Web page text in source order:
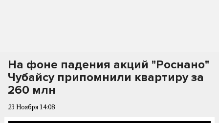
На фоне падения акций "Роснано"
Чубайсу припомнили квартиру за
260 млн
23 Ноября 14:08